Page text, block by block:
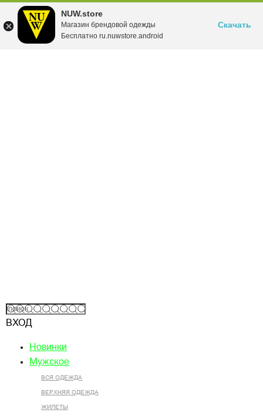
NUW.store
Магазин брендовой одежды
Бесплатно ru.nuwstore.android
Скачать
ВХОД
Новинки
Мужское
ВСЯ ОДЕЖДА
ВЕРХНЯЯ ОДЕЖДА
ЖИЛЕТЫ